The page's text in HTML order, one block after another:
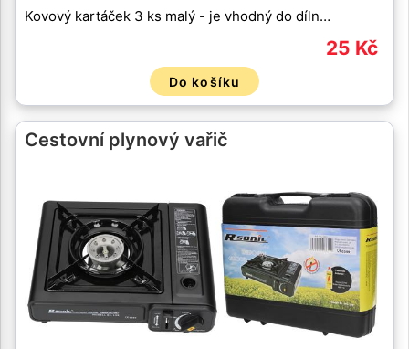
Kovový kartáček 3 ks malý - je vhodný do díln…
25 Kč
Do košíku
Cestovní plynový vařič